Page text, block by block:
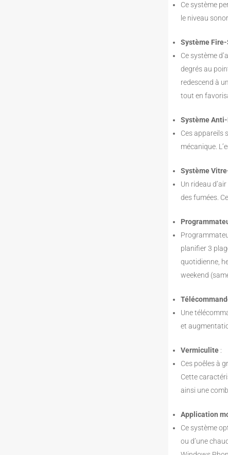
Ce système
le niveau
Système
Ce système
degrés au
redescend à
tout en
Système
Ces appareils
mécanique.
Système
Un rideau
des fumées.
planifier 3
quotidienne,
weekend
Une
et
Vermiculite :
Ces poêles à
Cette
ainsi une
Application
Ce système
ou d’une